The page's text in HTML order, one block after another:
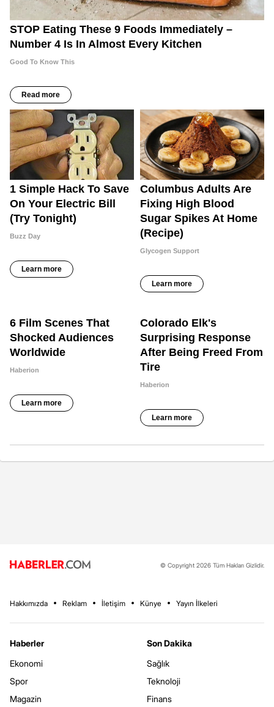
© Copyright 2026 Tüm Hakları Gizlidir.
Hakkımızda Reklam İletişim Künye Yayın İlkeleri
Haberler
Ekonomi
Spor
Magazin
Son Dakika
Sağlık
Teknoloji
Finans